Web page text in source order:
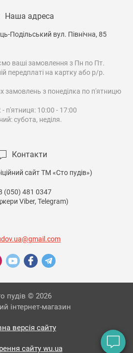
Наша адреса
Подільський вул. Північна, 85
ваші замовлення з Пн по Пт.
передплаті на картку або р/р.
замовлень з понеділка по п'ятницю
- п'ятниця: 10:00 - 17:00
субота, неділя.
Контакти
сайт ТМ «Сто пудів»)
(050) 481 0347
Viber, Telegram)
пудів © 2026
інтернет-магазин
версія сайту
сайту wu.ua